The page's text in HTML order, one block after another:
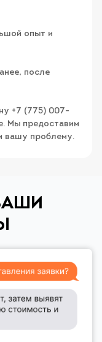
опыт и
после
+7 (775) 007-
Мы предоставим
вашу проблему.